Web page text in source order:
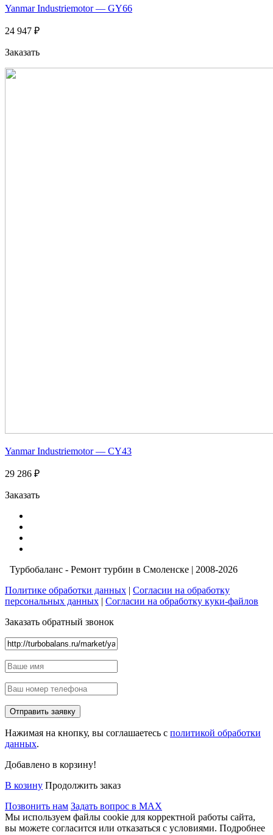
Yanmar Industriemotor — GY66
24 947 ₽
Заказать
Yanmar Industriemotor — CY43
29 286 ₽
Заказать
Турбобаланс - Ремонт турбин в Смоленске | 2008-2026
Политике обработки данных | Согласии на обработку
персональных данных | Согласии на обработку куки-файлов
Заказать обратный звонок
Нажимая на кнопку, вы соглашаетесь с политикой обработки
данных.
Добавлено в корзину!
В козину Продолжить заказ
Позвонить нам Задать вопрос в MAX
Мы используем файлы cookie для корректной работы сайта,
вы можете согласится или отказаться с условиями. Подробнее